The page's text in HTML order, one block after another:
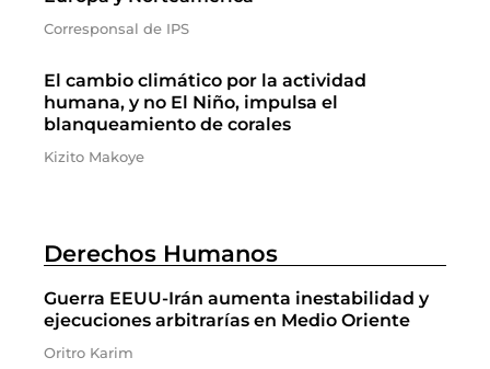
Corresponsal de IPS
El cambio climático por la actividad
humana, y no El Niño, impulsa el
blanqueamiento de corales
Kizito Makoye
Derechos Humanos
Guerra EEUU-Irán aumenta inestabilidad y
ejecuciones arbitrarías en Medio Oriente
Oritro Karim